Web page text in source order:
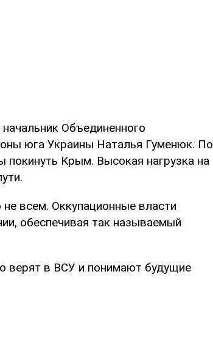
начальник Объединенного
юга Украины Наталья Гуменюк. По
Крым. Высокая нагрузка на
всем. Оккупационные власти
обеспечивая так называемый
верят в ВСУ и понимают будущие